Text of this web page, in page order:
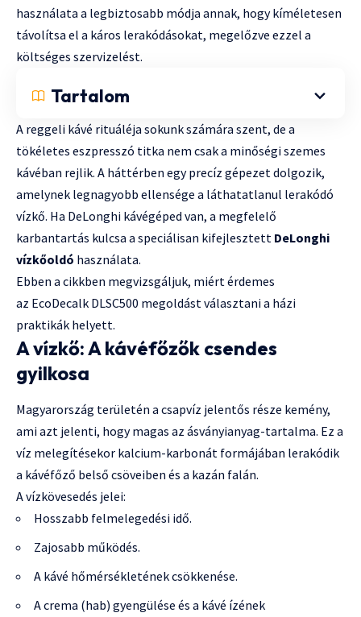
használata a legbiztosabb módja annak, hogy kíméletesen
távolítsa el a káros lerakódásokat, megelőzve ezzel a
költséges szervizelést.
Tartalom
A reggeli kávé rituáléja sokunk számára szent, de a
tökéletes eszpresszó titka nem csak a minőségi szemes
kávéban rejlik. A háttérben egy precíz gépezet dolgozik,
amelynek legnagyobb ellensége a láthatatlanul lerakódó
vízkő. Ha DeLonghi kávégéped van, a megfelelő
karbantartás kulcsa a speciálisan kifejlesztett DeLonghi
vízkőoldó használata.
Ebben a cikkben megvizsgáljuk, miért érdemes
az EcoDecalk DLSC500 megoldást választani a házi
praktikák helyett.
A vízkő: A kávéfőzők csendes
gyilkosa
Magyarország területén a csapvíz jelentős része kemény,
ami azt jelenti, hogy magas az ásványianyag-tartalma. Ez a
víz melegítésekor kalcium-karbonát formájában lerakódik
a kávéfőző belső csöveiben és a kazán falán.
A vízkövesedés jelei:
Hosszabb felmelegedési idő.
Zajosabb működés.
A kávé hőmérsékletének csökkenése.
A crema (hab) gyengülése és a kávé ízének